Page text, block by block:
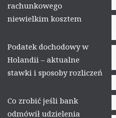
rachunkowego
niewielkim kosztem
Podatek dochodowy w
Holandii – aktualne
stawki i sposoby rozliczeń
Co zrobić jeśli bank
odmówił udzielenia